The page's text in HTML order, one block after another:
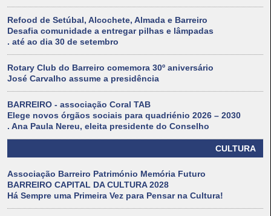
Refood de Setúbal, Alcochete, Almada e Barreiro
Desafia comunidade a entregar pilhas e lâmpadas
. até ao dia 30 de setembro
Rotary Club do Barreiro comemora 30º aniversário
José Carvalho assume a presidência
BARREIRO - associação Coral TAB
Elege novos órgãos sociais para quadriénio 2026 – 2030
. Ana Paula Nereu, eleita presidente do Conselho
CULTURA
Associação Barreiro Património Memória Futuro
BARREIRO CAPITAL DA CULTURA 2028
Há Sempre uma Primeira Vez para Pensar na Cultura!